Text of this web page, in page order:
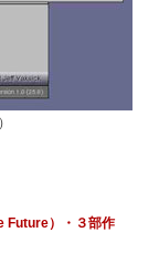
Future）・３部作